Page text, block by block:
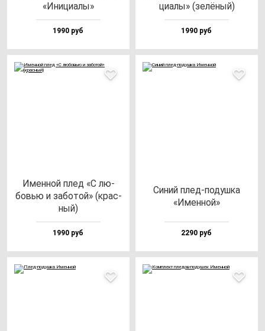
«Ини­ци­алы»
1990 руб
ци­алы» (зе­лё­ный)
1990 руб
Имен­ной плед «С лю­
бовью и за­бо­той» (крас­
ный)
1990 руб
Синий плед-по­душ­ка
«Имен­ной»
2290 руб